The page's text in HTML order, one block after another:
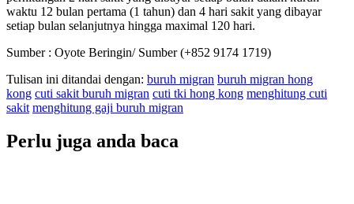
waktu 12 bulan pertama (1 tahun) dan 4 hari sakit yang dibayar
setiap bulan selanjutnya hingga maximal 120 hari.
Sumber : Oyote Beringin/ Sumber (+852 9174 1719)
Tulisan ini ditandai dengan: buruh migran buruh migran hong
kong cuti sakit buruh migran cuti tki hong kong menghitung cuti
sakit menghitung gaji buruh migran
Perlu juga anda baca